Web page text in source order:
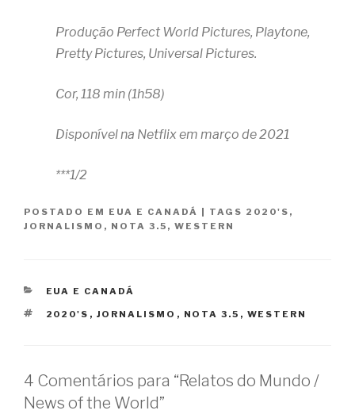
Produção Perfect World Pictures, Playtone,
Pretty Pictures, Universal Pictures.
Cor, 118 min (1h58)
Disponível na Netflix em março de 2021
***1/2
POSTADO EM EUA E CANADÁ | TAGS 2020'S ,
JORNALISMO , NOTA 3.5 , WESTERN
CATEGORIAS
EUA E CANADÁ
TAGS
2020'S , JORNALISMO , NOTA 3.5 , WESTERN
4 Comentários para “Relatos do Mundo /
News of the World”